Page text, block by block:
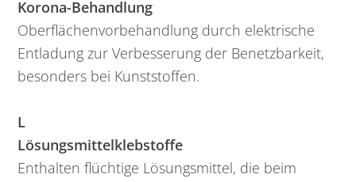
Korona-Behandlung
Oberflächenvorbehandlung durch elektrische
Entladung zur Verbesserung der Benetzbarkeit,
besonders bei Kunststoffen.
L
Lösungsmittelklebstoffe
Enthalten flüchtige Lösungsmittel, die beim